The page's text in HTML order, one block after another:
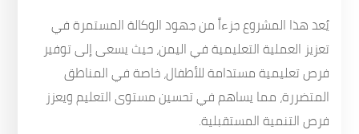
يُعد هذا المشروع جزءاً من جهود الوكالة المستمرة في
تعزيز العملية التعليمية في اليمن، حيث يسعى إلى توفير
فرص تعليمية مستدامة للأطفال، خاصة في المناطق
المتضررة، مما يساهم في تحسين مستوى التعليم ويعزز
فرص التنمية المستقبلية.